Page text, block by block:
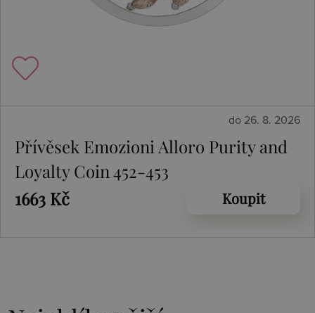
do 26. 8. 2026
Přívěsek Emozioni Alloro Purity and
Loyalty Coin 452-453
1663 Kč
Koupit